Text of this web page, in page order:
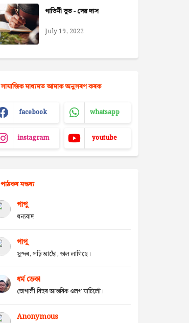
গাভিনী ভূত - দেৱ দাস
July 19, 2022
সামাজিক মাধ্যমত আমাক অনুসৰণ কৰক
facebook whatsapp
instagram youtube
পাঠকৰ মন্তব্য
পাপু
ধন্যবাদ
পাপু
সুন্দৰ, পঢ়ি আছোঁ, ভাল লাগিছে।
ধৰ্ম ডেকা
ভোগালী বিহুৰ আন্তৰিক ওলগ যাচিলোঁ।
Anonymous